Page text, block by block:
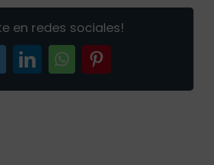
en redes sociales!
twitterlinkedinwhatsapp